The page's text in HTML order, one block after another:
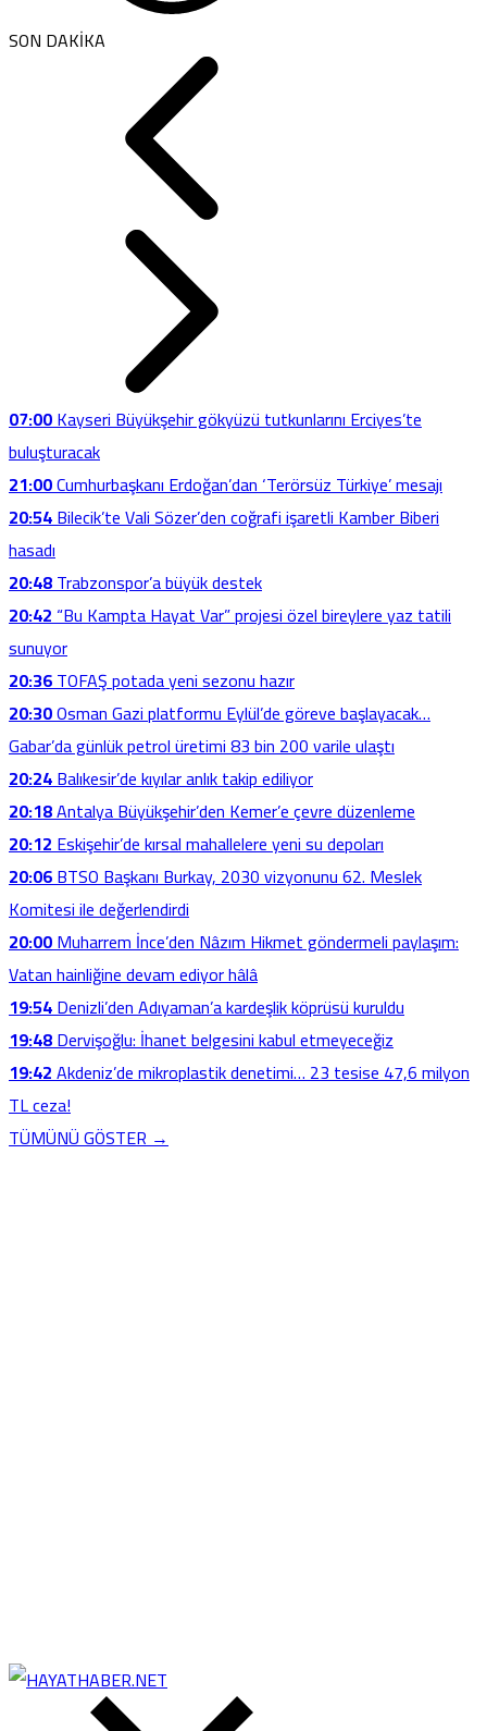
SON DAKİKA
07:00Kayseri Büyükşehir gökyüzü tutkunlarını Erciyes’te
buluşturacak
21:00Cumhurbaşkanı Erdoğan’dan ‘Terörsüz Türkiye’ mesajı
20:54Bilecik’te Vali Sözer’den coğrafi işaretli Kamber Biberi
hasadı
20:48Trabzonspor’a büyük destek
20:42“Bu Kampta Hayat Var” projesi özel bireylere yaz tatili
sunuyor
20:36TOFAŞ potada yeni sezonu hazır
20:30Osman Gazi platformu Eylül’de göreve başlayacak…
Gabar’da günlük petrol üretimi 83 bin 200 varile ulaştı
20:24Balıkesir’de kıyılar anlık takip ediliyor
20:18Antalya Büyükşehir’den Kemer’e çevre düzenleme
20:12Eskişehir’de kırsal mahallelere yeni su depoları
20:06BTSO Başkanı Burkay, 2030 vizyonunu 62. Meslek
Komitesi ile değerlendirdi
20:00Muharrem İnce’den Nâzım Hikmet göndermeli paylaşım:
Vatan hainliğine devam ediyor hâlâ
19:54Denizli’den Adıyaman’a kardeşlik köprüsü kuruldu
19:48Dervişoğlu: İhanet belgesini kabul etmeyeceğiz
19:42Akdeniz’de mikroplastik denetimi… 23 tesise 47,6 milyon
TL ceza!
TÜMÜNÜ GÖSTER →